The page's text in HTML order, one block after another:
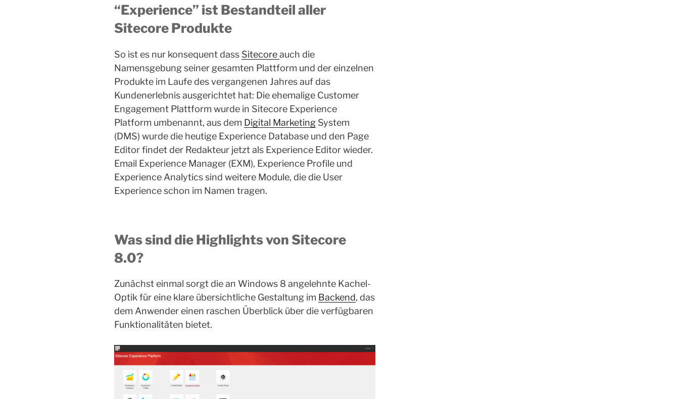
“Experience” ist Bestandteil aller
Sitecore Produkte
So ist es nur konsequent dass Sitecoreauch die
Namensgebung seiner gesamten Plattform und der einzelnen
Produkte im Laufe des vergangenen Jahres auf das
Kundenerlebnis ausgerichtet hat: Die ehemalige Customer
Engagement Plattform wurde in Sitecore Experience
Platform umbenannt, aus dem Digital Marketing System
(DMS) wurde die heutige Experience Database und den Page
Editor findet der Redakteur jetzt als Experience Editor wieder.
Email Experience Manager (EXM), Experience Profile und
Experience Analytics sind weitere Module, die die User
Experience schon im Namen tragen.
Was sind die Highlights von Sitecore
8.0?
Zunächst einmal sorgt die an Windows 8 angelehnte Kachel-
Optik für eine klare übersichtliche Gestaltung im Backend, das
dem Anwender einen raschen Überblick über die verfügbaren
Funktionalitäten bietet.